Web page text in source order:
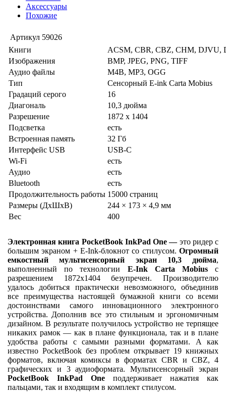
Аксессуары
Похожие
Артикул 59026
Книги
ACSM, CBR, CBZ, CHM, DJVU,
Изображения
BMP, JPEG, PNG, TIFF
Аудио файлы
M4B, MP3, OGG
Тип
Сенсорный E-ink Carta Mobius
Градаций серого
16
Диагональ
10,3 дюйма
Разрешение
1872 х 1404
Подсветка
есть
Встроенная память
32 Гб
Интерфейс USB
USB-C
Wi-Fi
есть
Аудио
есть
Bluetooth
есть
Продолжительность работы 15000 страниц
Размеры (ДхШхВ)
244 × 173 × 4,9 мм
Вес
400
Электронная книга PocketBook InkPad One —это ридер с
большим экраном + E-Ink-блокнот со стилусом. Огромный
емкостный мультисенсорный экран 10,3 дюйма,
выполненный по технологии E-Ink Carta Mobiusс
разрешением 1872x1404 безупречен. Производителю
удалось добиться практически невозможного, объединив
все преимущества настоящей бумажной книги со всеми
достоинствами самого инновационного электронного
устройства. Дополнив все это стильным и эргономичным
дизайном. В результате получилось устройство не терпящее
никаких рамок — как в плане функционала, так и в плане
удобства работы с самыми разными форматами. А как
известно PocketBook без проблем открывает 19 книжных
форматов, включая комиксы в форматах CBR и CBZ, 4
графических и 3 аудиоформата. Мультисенсорный экран
PocketBook InkPad One поддерживает нажатия как
пальцами, так и входящим в комплект стилусом.